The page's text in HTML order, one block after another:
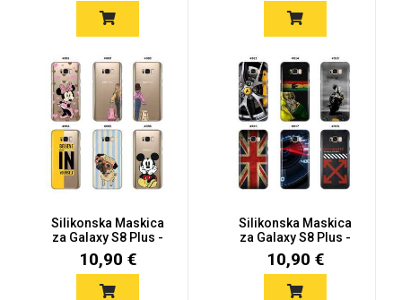
Silikonska Maskica
za Galaxy S8 Plus -
Šareni...
10,90 €
Silikonska Maskica
za Galaxy S8 Plus -
Šareni...
10,90 €
MarbleMania Gaming motivi
Crtani filmovi Sportski motivi